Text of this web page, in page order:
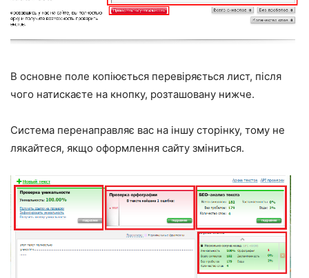
В основне поле копіюється перевіряється лист, після
чого натискаєте на кнопку, розташовану нижче.
Система перенаправляє вас на іншу сторінку, тому не
лякайтеся, якщо оформлення сайту зміниться.